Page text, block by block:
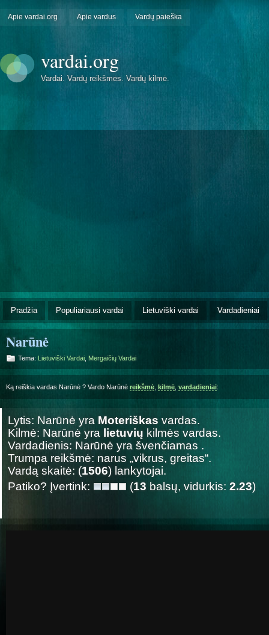
Apie vardai.org Apie vardus Vardų paieška
vardai.org
Vardai. Vardų reikšmės. Vardų kilmė.
Pradžia Populiariausi vardai Lietuviški vardai Vardadieniai
Narūnė
Tema: Lietuviški Vardai Mergaičių Vardai
Ką reiškia vardas Narūnė ? Vardo Narūnė reikšmė kilmė vardadieniai:
Lytis: Narūnė yra Moteriškas vardas.
Kilmė: Narūnė yra lietuvių kilmės vardas.
Vardadienis: Narūnė yra švenčiamas .
Trumpa reikšmė: narus „vikrus, greitas“.
Vardą skaitė: (1506) lankytojai.
Patiko? Įvertink:
(13 balsų, vidurkis: 2.23)